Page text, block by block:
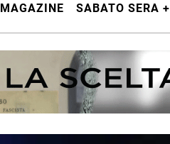
MAGAZINE SABATO SERA +